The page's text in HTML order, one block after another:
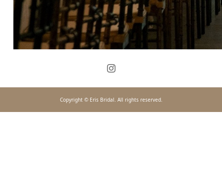
Copyright © Eris Bridal. All rights reserved.